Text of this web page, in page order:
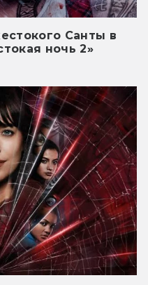
Санты в
ночь 2»